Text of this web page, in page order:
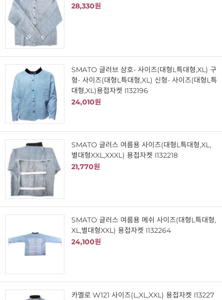
28,330원
SMATO 글러브 삼호- 사이즈(대형L특대형,XL) 구
형- 사이즈(대형L특대형,XL) 신형- 사이즈(대형L특
대형,XL)용접자켓 I132196
24,010원
SMATO 글러스 여름용 사이즈(대형L특대형,XL,
별대형XXL,XXXL) 용접자켓 I132218
21,770원
SMATO 글러스 여름용 메쉬 사이즈(대형L특대형,
XL,별대형XXL) 용접자켓 I132264
24,100원
카멜로 W121 사이즈(L,XL,XXL) 용접자켓 I13227